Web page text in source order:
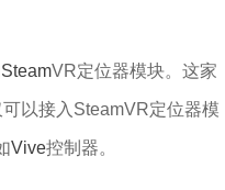
SteamVR定位器模块。这家
以接入SteamVR定位器模
Vive控制器。